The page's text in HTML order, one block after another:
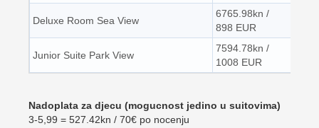
Deluxe Room Sea View
6765.98kn /
898 EUR
Junior Suite Park View
7594.78kn /
1008 EUR
Nadoplata za djecu (mogucnost jedino u suitovima)
3-5,99 = 527.42kn / 70€ po nocenju